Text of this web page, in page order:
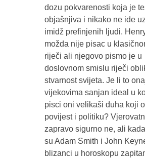
dozu pokvarenosti koja je
objašnjiva i nikako ne ide
imidž prefinjenih ljudi.
možda nije pisac u
riječi ali njegovo pismo je u
doslovnom smislu riječi
stvarnost svijeta. Je li to
vijekovima sanjan ideal u
pisci oni velikaši duha koji
povijest i politiku?
zapravo sigurno ne, ali
su Adam Smith i John
blizanci u horoskopu